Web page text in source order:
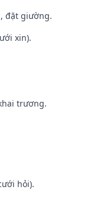
đặt giường.
xin).
trương.
hỏi).